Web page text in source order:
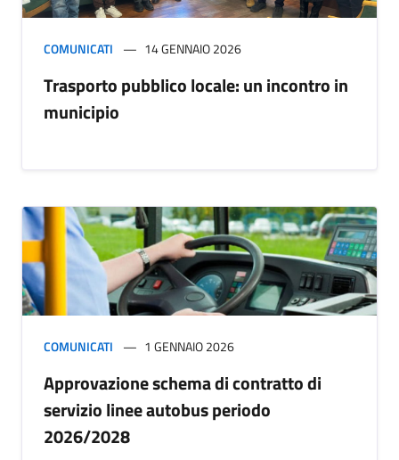
COMUNICATI 14 GENNAIO 2026
Trasporto pubblico locale: un incontro in
municipio
COMUNICATI 1 GENNAIO 2026
Approvazione schema di contratto di
servizio linee autobus periodo
2026/2028